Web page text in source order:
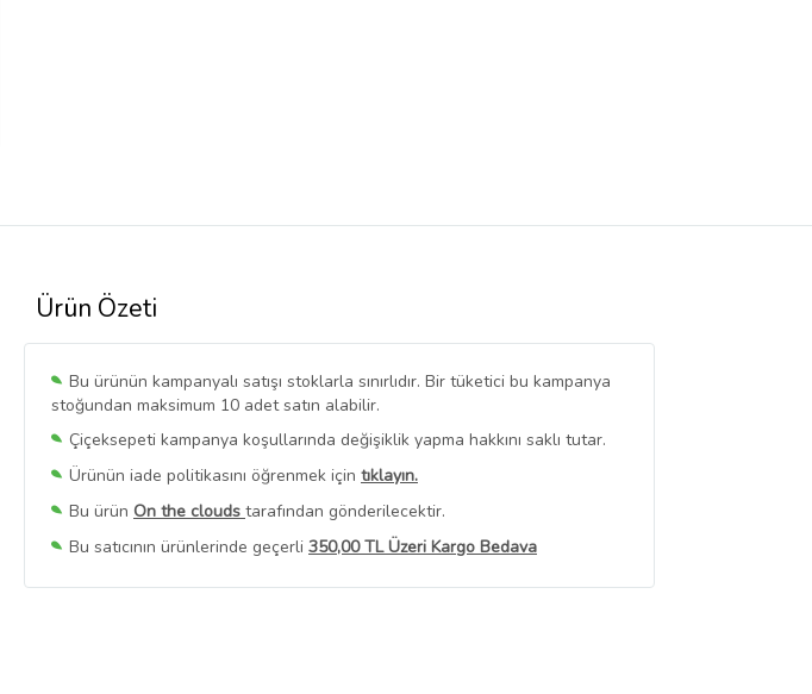
Ürün Özeti
Bu ürünün kampanyalı satışı stoklarla sınırlıdır. Bir tüketici bu kampanya
stoğundan maksimum 10 adet satın alabilir.
Çiçeksepeti kampanya koşullarında değişiklik yapma hakkını saklı tutar.
Ürünün iade politikasını öğrenmek için tıklayın.
Bu ürün On the clouds tarafından gönderilecektir.
Bu satıcının ürünlerinde geçerli 350,00 TL Üzeri Kargo Bedava
Bu SatıcınınTüm Ürünlerini Görüntüle